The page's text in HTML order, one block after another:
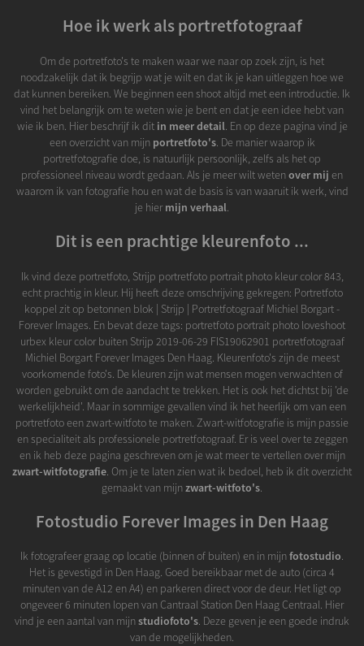
Hoe ik werk als portretfotograaf
Om de portretfoto's te maken waar we naar op zoek zijn, is het
noodzakelijk dat ik begrijp wat je wilt en dat ik je kan uitleggen hoe we
dat kunnen bereiken. We beginnen een shoot altijd met een introductie. Ik
vind het belangrijk om te weten wie je bent en dat je een idee hebt van
wie ik ben. Hier beschrijf ik dit in meer detail. En op deze pagina vind je
een overzicht van mijn portretfoto's. De manier waarop ik
portretfotografie doe, is natuurlijk persoonlijk, zelfs als het op
professioneel niveau wordt gedaan. Als je meer wilt wetenover mij en
waarom ik van fotografie hou en wat de basis is van waaruit ik werk, vind
je hiermijn verhaal.
Dit is een prachtige kleurenfoto ...
Ik vind deze portretfoto, Strijp portretfoto portrait photo kleur color 843,
echt prachtig in kleur. Hij heeft deze omschrijving gekregen: Portretfoto
koppel zit op betonnen blok | Strijp | Portretfotograaf Michiel Borgart -
Forever Images. En bevat deze tags: portretfoto portrait photo loveshoot
urbex kleur color buiten Strijp 2019-06-29 FIS19062901 portretfotograaf
Michiel Borgart Forever Images Den Haag. Kleurenfoto's zijn de meest
voorkomende foto's. De kleuren zijn wat mensen mogen verwachten of
worden gebruikt om de aandacht te trekken. Het is ook het dichtst bij 'de
werkelijkheid'. Maar in sommige gevallen vind ik het heerlijk om van een
portretfoto een zwart-witfoto te maken. Zwart-witfotografie is mijn passie
en specialiteit als professionele portretfotograaf. Er is veel over te zeggen
en ik heb deze pagina geschreven om je wat meer te vertellen over mijn
zwart-witfotografie . Om je te laten zien wat ik bedoel, heb ik dit overzicht
gemaakt van mijn zwart-witfoto's
Fotostudio Forever Images in Den Haag
Ik fotografeer graag op locatie (binnen of buiten) en in mijnfotostudio.
Het is gevestigd in Den Haag. Goed bereikbaar met de auto (circa 4
minuten van de A12 en A4) en parkeren direct voor de deur. Het ligt op
ongeveer 6 minuten lopen van Cantraal Station Den Haag Centraal. Hier
vind je een aantal van mijnstudiofoto's. Deze geven je een goede indruk
van de mogelijkheden.